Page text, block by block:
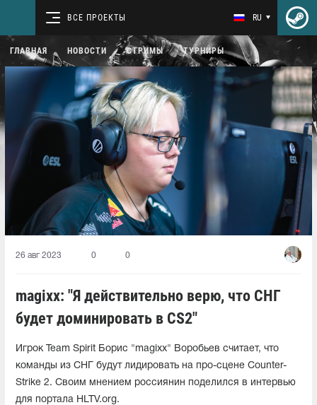
ВСЕ ПРОЕКТЫ RU
ГЛАВНАЯ НОВОСТИ СТРИМЫ ТУРНИРЫ
26 авг 2023 0 0
magixx: "Я действительно верю, что СНГ
будет доминировать в CS2"
Игрок Team Spirit Борис "magixx" Воробьев считает, что
команды из СНГ будут лидировать на про-сцене Counter-
Strike 2. Своим мнением россиянин поделился в интервью
для портала HLTV.org.